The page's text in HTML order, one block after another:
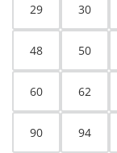
29 30
48 50
60 62
90 94